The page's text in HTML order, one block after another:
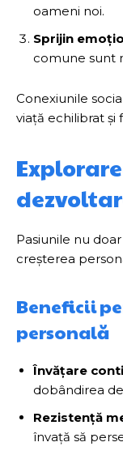
oameni noi.
Sprijin
comune sunt
Conexiunile
viață echilibrat și
Pasiunile nu
creșterea
Beneficii
personală
Învățare
dobândirea
Rezistență
învață să